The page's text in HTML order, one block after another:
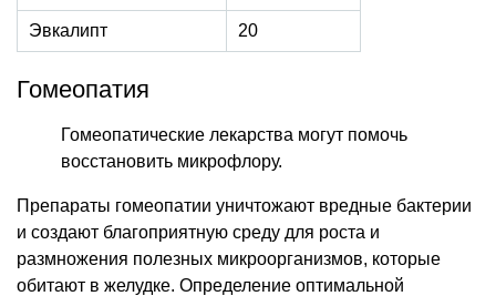
Эвкалипт 20
Гомеопатия
Гомеопатические лекарства могут помочь
восстановить микрофлору.
Препараты гомеопатии уничтожают вредные бактерии
и создают благоприятную среду для роста и
размножения полезных микроорганизмов, которые
обитают в желудке. Определение оптимальной